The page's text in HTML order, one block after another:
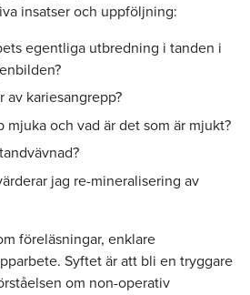
insatser och uppföljning:
egentliga utbredning i tanden i
av kariesangrepp?
mjuka och vad är det som är mjukt?
jag re-mineralisering av
föreläsningar, enklare
Syftet är att bli en tryggare
om non-operativ